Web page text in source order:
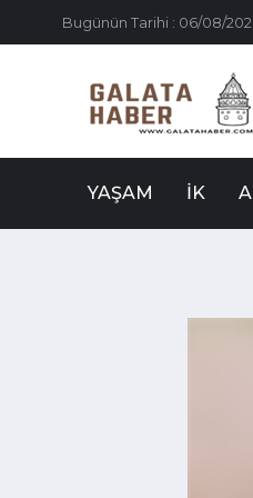
Bugünün Tarihi : 06/08/
YAŞAM İK